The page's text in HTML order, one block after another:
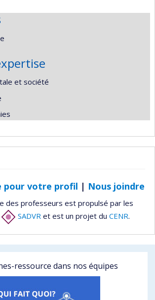
et société
pour votre profil | Nous joindre
des professeurs est propulsé par les
SADVR et est un projet du CENR.
ressource dans nos équipes